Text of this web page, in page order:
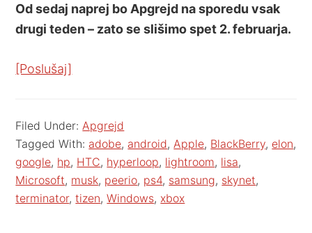
Od sedaj naprej bo Apgrejd na sporedu vsak
drugi teden – zato se slišimo spet 2. februarja.
[Poslušaj]
Filed Under: Apgrejd
Tagged With: adobe, android, Apple, BlackBerry, elon,
google, hp, HTC, hyperloop, lightroom, lisa,
Microsoft, musk, peerio, ps4, samsung, skynet,
terminator,tizen,Windows, xbox